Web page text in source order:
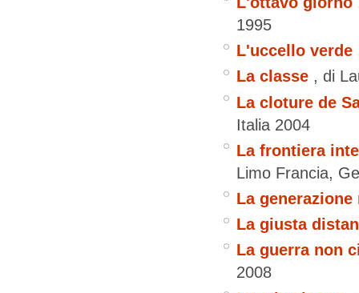
1995
L'uccello verde
La classe , di
La cloture de
Italia 2004
La frontiera
Limo Francia,
La generazione
La giusta
La guerra non
2008